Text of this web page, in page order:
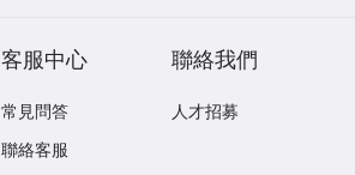
客服中心
常見問答
聯絡客服
聯絡我們
人才招募